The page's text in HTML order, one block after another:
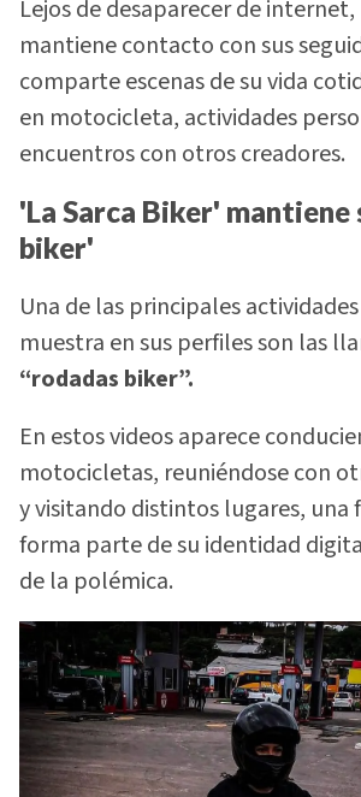
Lejos de desaparecer de
mantiene contacto con sus
comparte escenas de su vida
en motocicleta, actividades
encuentros con otros creadores.
'La Sarca Biker' mantiene
biker'
Una de las principales
muestra en sus perfiles son las
“rodadas biker”.
En estos videos aparece
motocicletas, reuniéndose con
y visitando distintos lugares, una
forma parte de su identidad
de la polémica.